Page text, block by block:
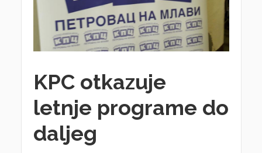
KPC otkazuje
letnje programe do
daljeg